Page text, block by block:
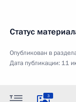
Статус
Опубликован в
Дата публикации: 11
3